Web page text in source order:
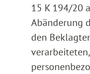
15 K 194/20
Abänderung
den